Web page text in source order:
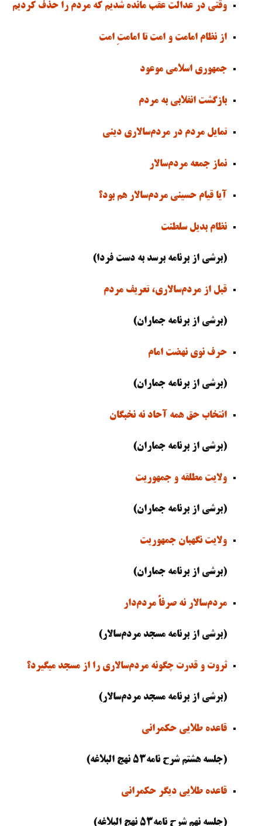
وقتی در عدالت عقب مانده شدیم که مردم را حذف کردیم
از نظام امامت و امت تا امامتِ امت
جمهوری اسلامی موعود
بازگشت انقلابی به مردم
تمایل مردم در مردم‌سالاری دینی
نماز جمعه مردم‌سالار
آیا قیام حسینی مردم‌سالار هم بود؟
نظام بدیل سلطنت
(برشی از برنامه برسد به دست فردا)
قبل از مردم‌سالاری، تعریف مردم
(برشی از برنامه جماران)
حرف نوی نهضت امام
(برشی از برنامه جماران)
انتخاب حق همه آحاد نه نخبگان
(برشی از برنامه جماران)
ولایت مطلقه و جمهوریت
(برشی از برنامه جماران)
ولایت نگهبان جمهوریت
(برشی از برنامه جماران)
مردم‌سالار نه صرفاً مردم‌دار
(برشی از برنامه مسجد مردم‌سالار)
ثروت و قدرت چگونه مردم‌سالاری را از مسجد میگیرد؟
(برشی از برنامه مسجد مردم‌سالار)
قاعده طلایی حکمرانی
(جلسه هشتم شرح نامه۵۳ نهج البلاغه)
قاعده طلایی دیگر حکمرانی
(جلسه نهم شرح نامه۵۳ نهج البلاغه)